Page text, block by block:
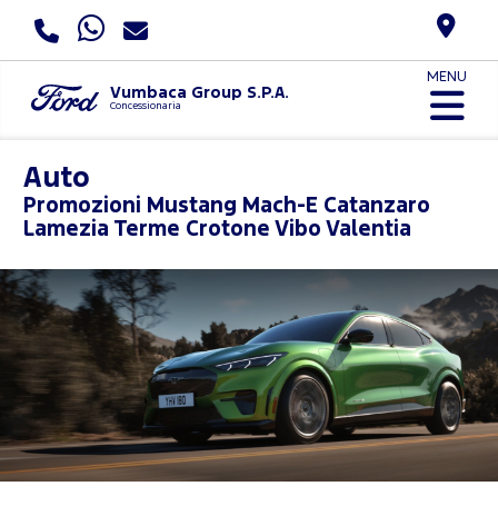
Vumbaca Group S.P.A.
Concessionaria
MENU
Auto
Promozioni Mustang Mach-E Catanzaro
Lamezia Terme Crotone Vibo Valentia